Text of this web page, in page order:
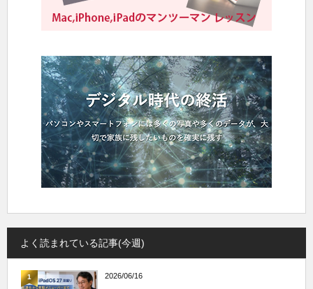
よく読まれている記事(今週)
1 2026/06/16